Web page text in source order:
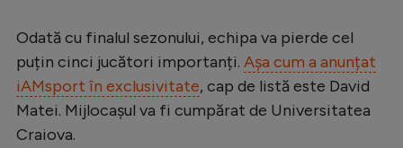
Stranieri
Clasamente
Odată cu finalul sezonului, echipa va pierde cel
puțin cinci jucători importanți. Așa cum a anunțat
iAMsport în exclusivitate, cap de listă este David
Matei. Mijlocașul va fi cumpărat de Universitatea
Craiova.